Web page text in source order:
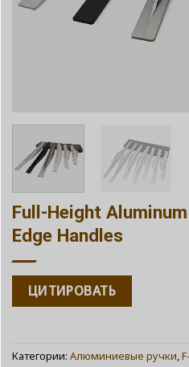
Full-Height
Edge Handles
ЦИТИРОВАТЬ
Категории: Алюминиевые ручки,